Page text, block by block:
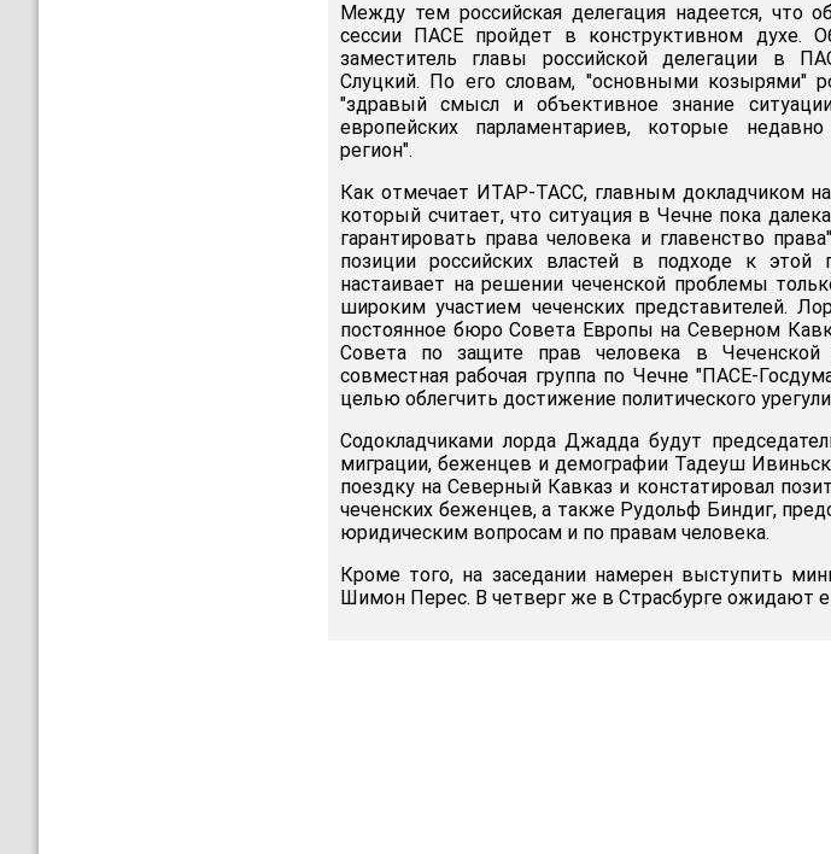
Между тем российская делегация надеется, что
сессии ПАСЕ пройдет в конструктивном духе.
заместитель главы российской делегации в
Слуцкий. По его словам, "основными козырями"
"здравый смысл и объективное знание
европейских парламентариев, которые
регион".
Как отмечает ИТАР-ТАСС, главным докладчиком
который считает, что ситуация в Чечне пока
гарантировать права человека и главенство
позиции российских властей в подходе к
настаивает на решении чеченской проблемы
широким участием чеченских представителей.
постоянное бюро Совета Европы на Северном
Совета по защите прав человека в Чеченской
совместная рабочая группа по Чечне "ПАСЕ-
целью облегчить достижение политического
Содокладчиками лорда Джадда будут
миграции, беженцев и демографии Тадеуш
поездку на Северный Кавказ и констатировал
чеченских беженцев, а также Рудольф Биндиг,
юридическим вопросам и по правам человека.
Кроме того, на заседании намерен выступить
Шимон Перес. В четверг же в Страсбурге ожидают